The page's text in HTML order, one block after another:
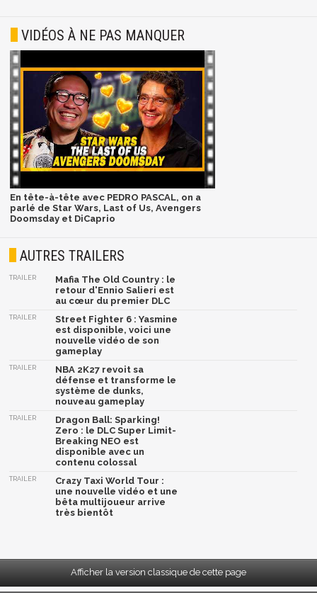
VIDÉOS À NE PAS MANQUER
En tête-à-tête avec PEDRO PASCAL, on a
parlé de Star Wars, Last of Us, Avengers
Doomsday et DiCaprio
AUTRES TRAILERS
TRAILER
Mafia The Old Country : le
retour d'Ennio Salieri est
au cœur du premier DLC
TRAILER
Street Fighter 6 : Yasmine
est disponible, voici une
nouvelle vidéo de son
gameplay
TRAILER
NBA 2K27 revoit sa
défense et transforme le
système de dunks,
nouveau gameplay
TRAILER
Dragon Ball: Sparking!
Zero : le DLC Super Limit-
Breaking NEO est
disponible avec un
contenu colossal
TRAILER
Crazy Taxi World Tour :
une nouvelle vidéo et une
bêta multijoueur arrive
très bientôt
Afficher la version classique de cette page